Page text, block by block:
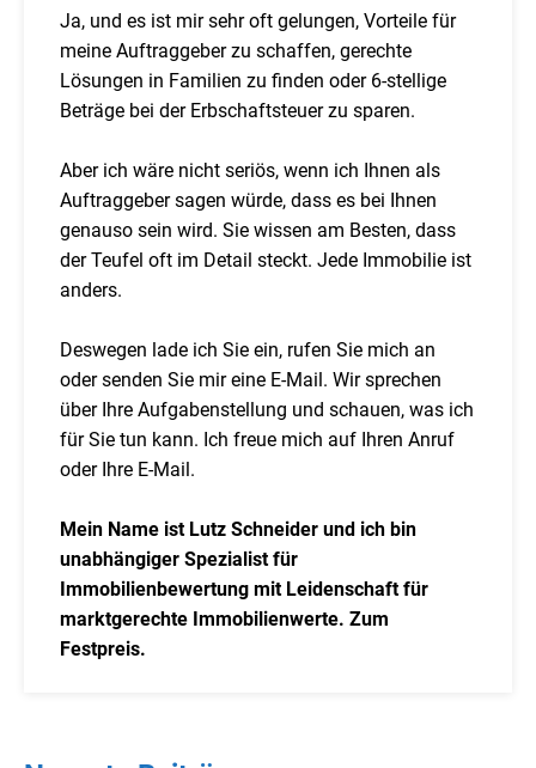
Ja, und es ist mir sehr oft gelungen, Vorteile für
meine Auftraggeber zu schaffen, gerechte
Lösungen in Familien zu finden oder 6-stellige
Beträge bei der Erbschaftsteuer zu sparen.
Aber ich wäre nicht seriös, wenn ich Ihnen als
Auftraggeber sagen würde, dass es bei Ihnen
genauso sein wird. Sie wissen am Besten, dass
der Teufel oft im Detail steckt. Jede Immobilie ist
anders.
Deswegen lade ich Sie ein, rufen Sie mich an
oder senden Sie mir eine E-Mail. Wir sprechen
über Ihre Aufgabenstellung und schauen, was ich
für Sie tun kann. Ich freue mich auf Ihren Anruf
oder Ihre E-Mail.
Mein Name ist Lutz Schneider und ich bin
unabhängiger Spezialist für
Immobilienbewertung mit Leidenschaft für
marktgerechte Immobilienwerte. Zum
Festpreis.